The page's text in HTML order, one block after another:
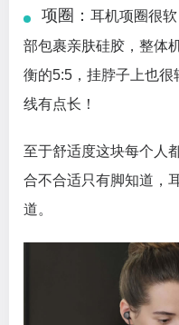
项圈： 耳机项圈很
部包裹亲肤硅胶，整体
衡的5:5，挂脖子上也
线有点长！
至于舒适度这块每个人
合不合适只有脚知道，
道。